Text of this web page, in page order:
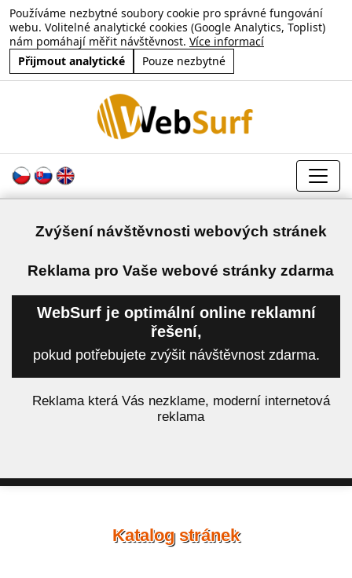
Používáme nezbytné soubory cookie pro správné fungování
webu. Volitelné analytické cookies (Google Analytics, Toplist)
nám pomáhají měřit návštěvnost. Více informací
Přijmout analytické
Pouze nezbytné
Zvýšení návštěvnosti webových stránek
Reklama pro Vaše webové stránky zdarma
WebSurf je optimální online reklamní
řešení,
pokud potřebujete zvýšit návštěvnost zdarma.
Reklama která Vás nezklame, moderní internetová
reklama
Katalog stránek